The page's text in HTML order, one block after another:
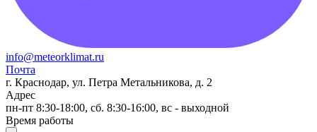
info@meteorklimat.ru
Почта
г. Краснодар, ул. Петра Метальникова, д. 2
Адрес
пн-пт 8:30-18:00, сб. 8:30-16:00, вс - выходной
Время работы